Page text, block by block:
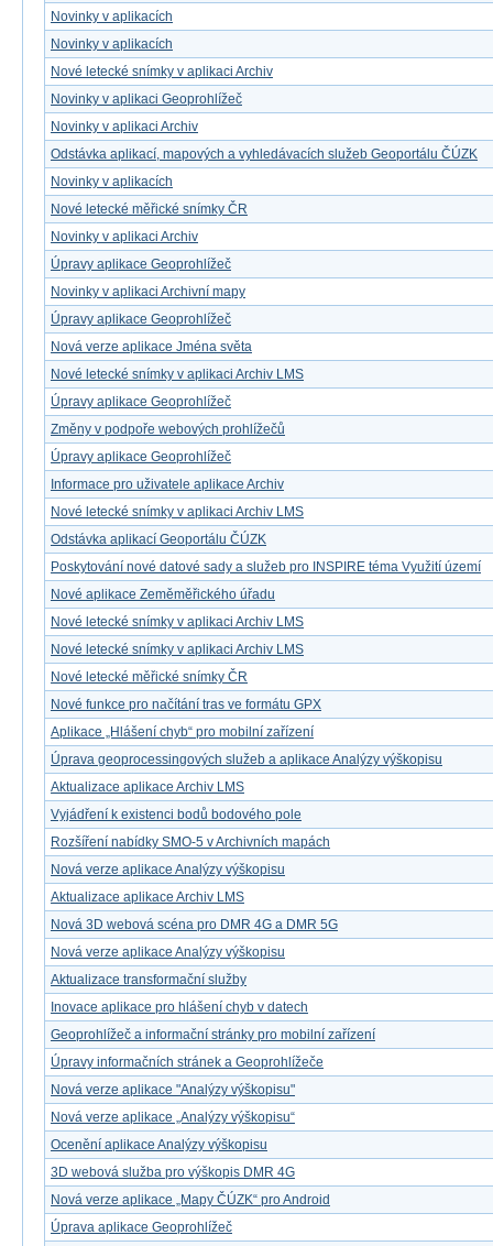
Novinky v aplikacích
Novinky v aplikacích
Nové letecké snímky v aplikaci Archiv
Novinky v aplikaci Geoprohlížeč
Novinky v aplikaci Archiv
Odstávka aplikací, mapových a vyhledávacích služeb Geoportálu ČÚZK
Novinky v aplikacích
Nové letecké měřické snímky ČR
Novinky v aplikaci Archiv
Úpravy aplikace Geoprohlížeč
Novinky v aplikaci Archivní mapy
Úpravy aplikace Geoprohlížeč
Nová verze aplikace Jména světa
Nové letecké snímky v aplikaci Archiv LMS
Úpravy aplikace Geoprohlížeč
Změny v podpoře webových prohlížečů
Úpravy aplikace Geoprohlížeč
Informace pro uživatele aplikace Archiv
Nové letecké snímky v aplikaci Archiv LMS
Odstávka aplikací Geoportálu ČÚZK
Poskytování nové datové sady a služeb pro INSPIRE téma Využití území
Nové aplikace Zeměměřického úřadu
Nové letecké snímky v aplikaci Archiv LMS
Nové letecké snímky v aplikaci Archiv LMS
Nové letecké měřické snímky ČR
Nové funkce pro načítání tras ve formátu GPX
Aplikace „Hlášení chyb“ pro mobilní zařízení
Úprava geoprocessingových služeb a aplikace Analýzy výškopisu
Aktualizace aplikace Archiv LMS
Vyjádření k existenci bodů bodového pole
Rozšíření nabídky SMO-5 v Archivních mapách
Nová verze aplikace Analýzy výškopisu
Aktualizace aplikace Archiv LMS
Nová 3D webová scéna pro DMR 4G a DMR 5G
Nová verze aplikace Analýzy výškopisu
Aktualizace transformační služby
Inovace aplikace pro hlášení chyb v datech
Geoprohlížeč a informační stránky pro mobilní zařízení
Úpravy informačních stránek a Geoprohlížeče
Nová verze aplikace "Analýzy výškopisu"
Nová verze aplikace „Analýzy výškopisu“
Ocenění aplikace Analýzy výškopisu
3D webová služba pro výškopis DMR 4G
Nová verze aplikace „Mapy ČÚZK“ pro Android
Úprava aplikace Geoprohlížeč